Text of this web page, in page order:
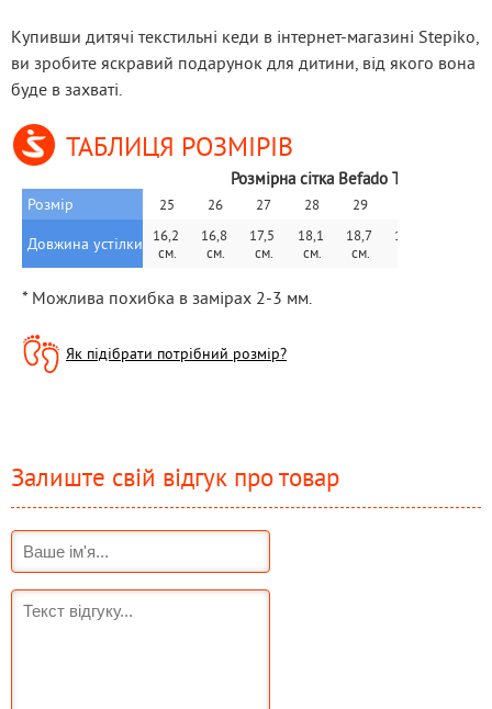
Купивши дитячі текстильні кеди в інтернет-магазині Stepiko,
ви зробите яскравий подарунок для дитини, від якого вона
буде в захваті.
ТАБЛИЦЯ РОЗМІРІВ
Розмірна сітка Befado Tim
Розмір 25 26 27 28 29
Довжина устілки
16,2
см.
16,8
см.
17,5
см.
18,1
см.
18,7
см.
19,3
* Можлива похибка в замірах 2-3 мм.
Як підібрати потрібний розмір?
Залиште свій відгук про товар